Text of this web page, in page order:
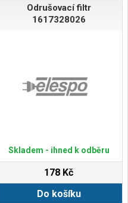
Odrušovací filtr
1617328026
Skladem - ihned k odběru
178 Kč
Do košíku